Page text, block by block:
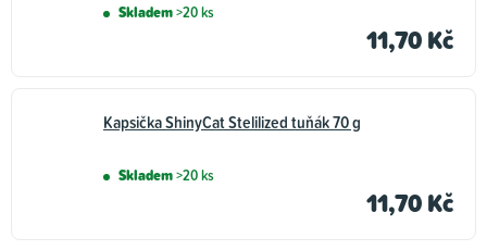
Skladem>20 ks
11,70 Kč
Kapsička ShinyCat Stelilized tuňák 70 g
Skladem>20 ks
11,70 Kč